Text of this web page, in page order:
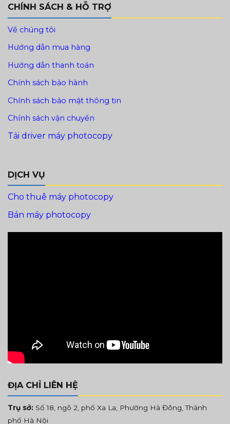
CHÍNH SÁCH & HỖ TRỢ
Về chúng tôi
Hướng dẫn mua hàng
Hướng dẫn thanh toán
Chính sách bảo hành
Chính sách bảo mật thông tin
Chính sách vận chuyển
Tải driver máy photocopy
DỊCH VỤ
Cho thuê máy photocopy
Bán máy photocopy
ĐỊA CHỈ LIÊN HỆ
Trụ sở: Số 18, ngõ 2, phố Xa La, Phường Hà Đông, Thành
phố Hà Nội